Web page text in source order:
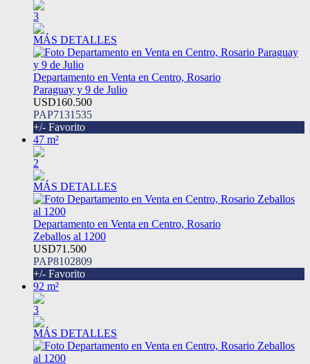
3
MÁS DETALLES
Departamento en Venta en Centro, Rosario
Paraguay y 9 de Julio
USD160.500
PAP7131535
+/- Favorito
47 m²
2
MÁS DETALLES
Departamento en Venta en Centro, Rosario
Zeballos al 1200
USD71.500
PAP8102809
+/- Favorito
92 m²
3
MÁS DETALLES